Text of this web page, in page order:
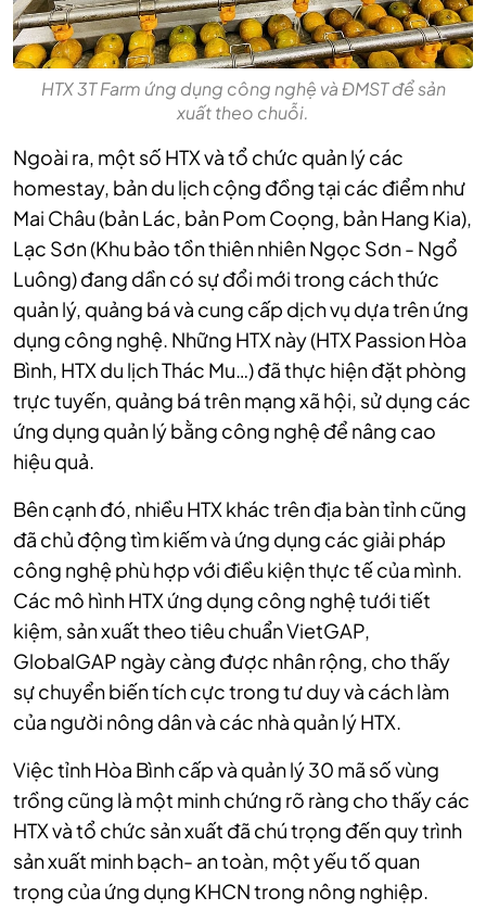
HTX 3T Farm ứng dụng công nghệ và ĐMST để sản
xuất theo chuỗi.
Ngoài ra, một số HTX và tổ chức quản lý các
homestay, bản du lịch cộng đồng tại các điểm như
Mai Châu (bản Lác, bản Pom Coọng, bản Hang Kia),
Lạc Sơn (Khu bảo tồn thiên nhiên Ngọc Sơn - Ngổ
Luông) đang dần có sự đổi mới trong cách thức
quản lý, quảng bá và cung cấp dịch vụ dựa trên ứng
dụng công nghệ. Những HTX này (HTX Passion Hòa
Bình, HTX du lịch Thác Mu…) đã thực hiện đặt phòng
trực tuyến, quảng bá trên mạng xã hội, sử dụng các
ứng dụng quản lý bằng công nghệ để nâng cao
hiệu quả.
Bên cạnh đó, nhiều HTX khác trên địa bàn tỉnh cũng
đã chủ động tìm kiếm và ứng dụng các giải pháp
công nghệ phù hợp với điều kiện thực tế của mình.
Các mô hình HTX ứng dụng công nghệ tưới tiết
kiệm, sản xuất theo tiêu chuẩn VietGAP,
GlobalGAP ngày càng được nhân rộng, cho thấy
sự chuyển biến tích cực trong tư duy và cách làm
của người nông dân và các nhà quản lý HTX.
Việc tỉnh Hòa Bình cấp và quản lý 30 mã số vùng
trồng cũng là một minh chứng rõ ràng cho thấy các
HTX và tổ chức sản xuất đã chú trọng đến quy trình
sản xuất minh bạch- an toàn, một yếu tố quan
trọng của ứng dụng KHCN trong nông nghiệp.